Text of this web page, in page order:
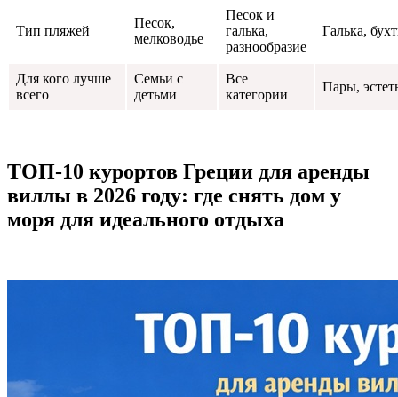
Тип пляжей
Песок,
мелководье
Песок и
галька,
разнообразие
Галька,
Для кого лучше
всего
Семьи с
детьми
Все
категории
Пары,
ТОП-10 курортов Греции для аренды
виллы в 2026 году: где снять дом у
моря для идеального отдыха